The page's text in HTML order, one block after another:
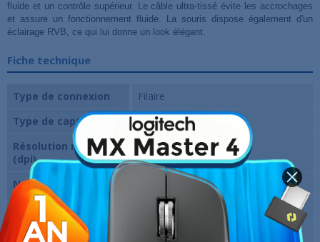
fluide et un contrôle supérieur. Le câble ultra-tissé évite les accrochages
et assure un fonctionnement fluide. La souris dispose également d'un
éclairage RVB, ce qui lui donne un look élégant.
Fiche technique
Type de connexion
Filaire
Type de capteur
Optique
Résolution maximale
(dpi)
12000 Dpi
Nombre de boutons
Rétro-éclairage
Oui (RGB)
Dimensions
125.5 x 71,0 x 40,5 mm